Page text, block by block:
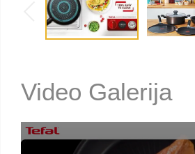
Video Galerija